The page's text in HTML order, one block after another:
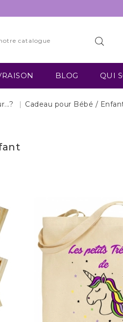
BLOG QUI
Cadeau pour Bébé /